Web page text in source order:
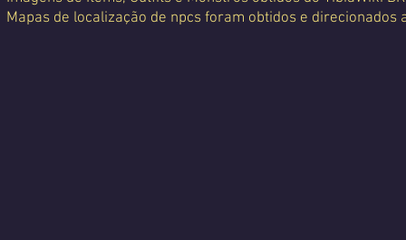
Mapas de localização de npcs foram obtidos e direcionados